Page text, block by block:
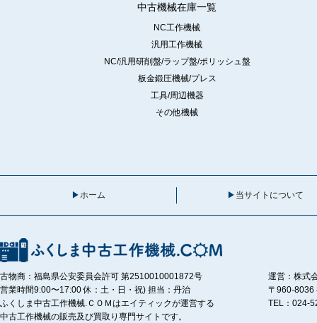
中古機械在庫一覧
NC工作機械
汎用工作機械
NC/汎用研削盤/ラップ盤/ポリッシュ盤
板金鍛圧機械/プレス
工具/周辺機器
その他機械
ホーム 当サイトについて
古物商：福島県公安委員会許可 第2510010001872号
営業時間9:00〜17:00 休：土・日・祝) 担当：丹治
ふくしま中古工作機械.ＣＯＭはエイティックが運営する
中古工作機械の販売及び買取り専門サイトです。
運営：株式
〒960-8036
TEL：024-